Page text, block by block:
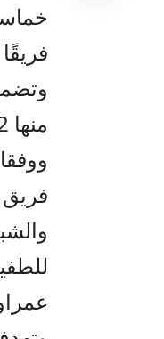
فريقًا و10 آلاف لاعب
منها 12 فريقا للمنافسات النهائية التي ستقام في العاصمة.
فريق